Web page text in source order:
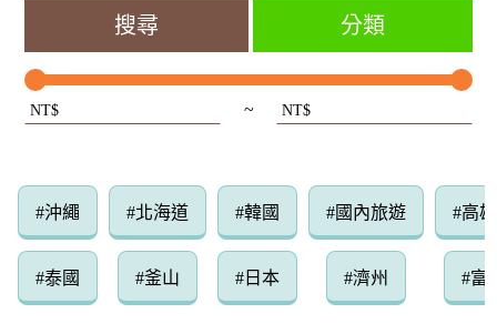
分類
NT$ ~ NT$
#沖繩
#泰國
#北海道
#釜山
#韓國
#日本
#國內旅遊
#濟州
#高
#富